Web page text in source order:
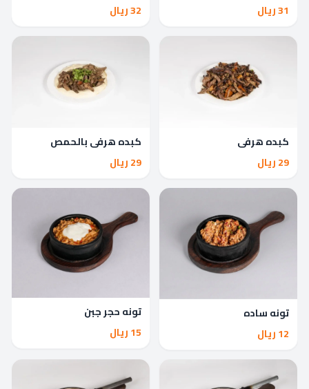
31 ريال
32 ريال
كبده هرفي
29 ريال
كبده هرفي بالحمص
29 ريال
تونه ساده
12 ريال
تونه حجر جبن
15 ريال